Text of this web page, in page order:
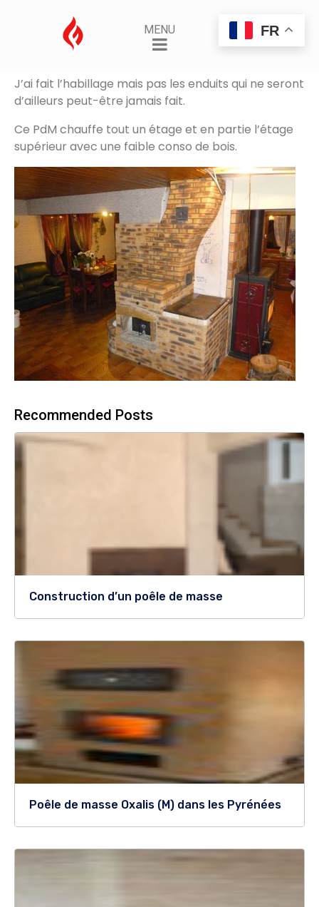
MENU
PdM avec plaque de cuisson14 février 2014 AdminSamuel
PdM avec plaque de cuisson réalisé par David
J’ai fait l’habillage mais pas les enduits qui ne seront
d’ailleurs peut-être jamais fait.
Ce PdM chauffe tout un étage et en partie l’étage
supérieur avec une faible conso de bois.
Recommended Posts
Construction d’un poêle de masse
Poêle de masse Oxalis (M) dans les Pyrénées
FR